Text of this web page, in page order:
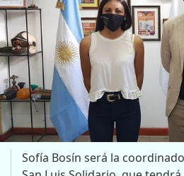
Sofía Bosín será la